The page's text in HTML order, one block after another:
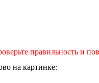
правильность и
на картинке: